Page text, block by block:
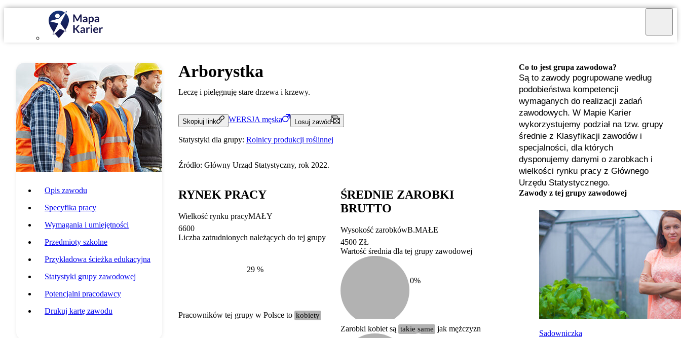
Opis zawodu
Specyfika pracy
Wymagania i umiejętności
Przedmioty szkolne
Przykładowa ścieżka edukacyjna
Statystyki grupy zawodowej
Potencjalni pracodawcy
Drukuj kartę zawodu
Arborystka
Leczę i pielęgnuję stare drzewa i krzewy.
Skopiuj link WERSJA męska Losuj zawód
Statystyki dla grupy: Rolnicy produkcji roślinnej
Źródło: Główny Urząd Statystyczny, rok 2022.
RYNEK PRACY
Struktura wynagrodzeń
według zawodów, 2022
Wielkość rynku pracyMAŁY
6600
Liczba zatrudnionych należących do tej grupy
29 %
Pracowników tej grupy w Polsce to kobiety
ŚREDNIE ZAROBKI
BRUTTO
całkowite wynagrodzenie
miesięczne brutto nie dla tego zawodu, lecz
uśrednione dla wszystkich zawodów z grupy,
do której należy ten zawód według Głównego
Urzędu Statystycznego Struktura wynagrodzeń
według zawodów, 2022
Wysokość zarobkówB.MAŁE
4500 ZŁ
Wartość średnia dla tej grupy zawodowej
0%
Zarobki kobiet są takie same jak mężczyzn
Co to jest grupa zawodowa?
Są to zawody pogrupowane według
podobieństwa kompetencji
wymaganych do realizacji zadań
zawodowych. W Mapie Karier
wykorzystujemy podział na tzw. grupy
średnie z Klasyfikacji zawodów i
specjalności, dla których
dysponujemy danymi o zarobkach i
wielkości rynku pracy z Głównego
Urzędu Statystycznego.
Zawody z tej grupy zawodowej
Sadowniczka